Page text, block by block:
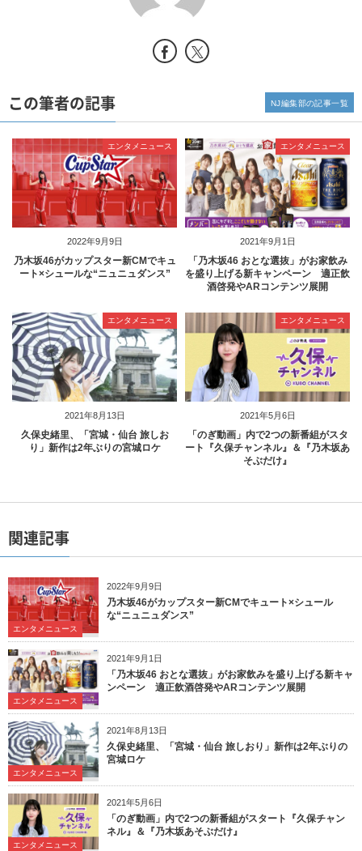
この筆者の記事
2022年9月9日
エンタメニュース
乃木坂46がカップスター新CMでキュ
ート×シュールな“ニュニュダンス”
2021年9月1日
エンタメニュース
「乃木坂46 おとな選抜」がお家飲み
を盛り上げる新キャンペーン 適正飲
酒啓発やARコンテンツ展開
2021年8月13日
エンタメニュース
久保史緒里、「宮城・仙台 旅しお
り」新作は2年ぶりの宮城ロケ
2021年5月6日
エンタメニュース
「のぎ動画」内で2つの新番組がスタ
ート『久保チャンネル』＆『乃木坂あ
そぶだけ』
NJ編集部の記事一覧
関連記事
2022年9月9日
エンタメニュース
乃木坂46がカップスター新CMでキュート×シュール
な“ニュニュダンス”
2021年9月1日
エンタメニュース
「乃木坂46 おとな選抜」がお家飲みを盛り上げる新キャ
ンペーン 適正飲酒啓発やARコンテンツ展開
2021年8月13日
エンタメニュース
久保史緒里、「宮城・仙台 旅しおり」新作は2年ぶりの
宮城ロケ
2021年5月6日
エンタメニュース
「のぎ動画」内で2つの新番組がスタート『久保チャン
ネル』＆『乃木坂あそぶだけ』